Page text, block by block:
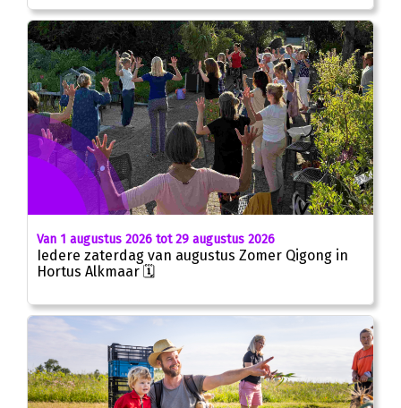
Van 1 augustus 2026 tot 29 augustus 2026
Iedere zaterdag van augustus Zomer Qigong in
Hortus Alkmaar 🗓